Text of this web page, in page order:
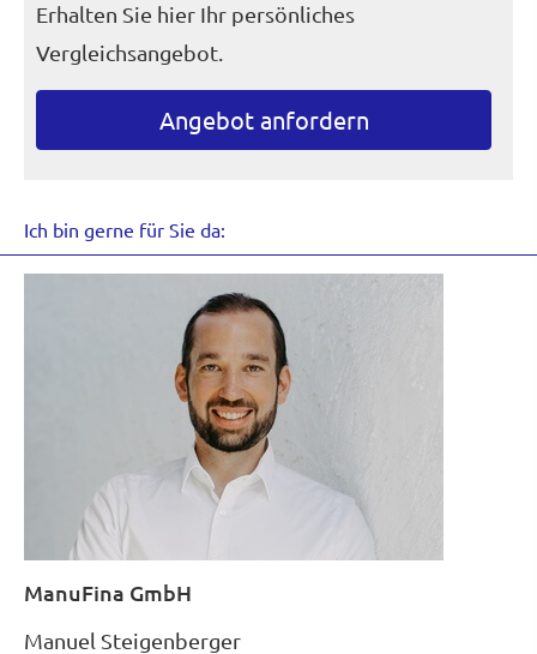
Erhalten Sie hier Ihr persönliches
Vergleichsangebot.
An­ge­bot an­for­dern
Ich bin gerne für Sie da:
ManuFina GmbH
Manuel Steigenberger